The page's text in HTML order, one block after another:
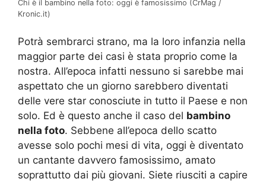
Chi è il bambino nella foto: oggi è famosissimo (CrMag /
Kronic.it)
Potrà sembrarci strano, ma la loro infanzia nella
maggior parte dei casi è stata proprio come la
nostra. All’epoca infatti nessuno si sarebbe mai
aspettato che un giorno sarebbero diventati
delle vere star conosciute in tutto il Paese e non
solo. Ed è questo anche il caso del bambino
nella foto. Sebbene all’epoca dello scatto
avesse solo pochi mesi di vita, oggi è diventato
un cantante davvero famosissimo, amato
soprattutto dai più giovani. Siete riusciti a capire